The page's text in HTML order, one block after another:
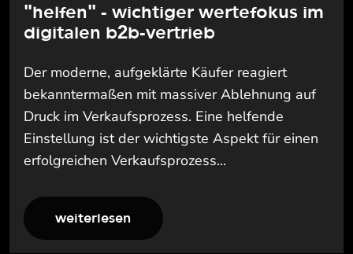
"helfen" - wichtiger wertefokus im
digitalen b2b-vertrieb
Der moderne, aufgeklärte Käufer reagiert
bekanntermaßen mit massiver Ablehnung auf
Druck im Verkaufsprozess. Eine helfende
Einstellung ist der wichtigste Aspekt für einen
erfolgreichen Verkaufsprozess...
weiterlesen